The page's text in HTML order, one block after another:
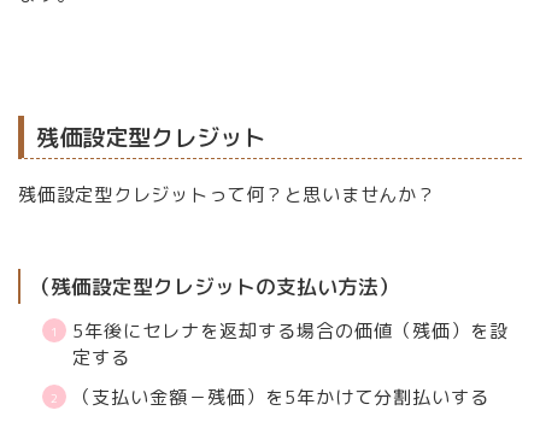
残価設定型クレジット
残価設定型クレジットって何？と思いませんか？
（残価設定型クレジットの支払い方法）
5年後にセレナを返却する場合の価値（残価）を設
定する
（支払い金額－残価）を5年かけて分割払いする